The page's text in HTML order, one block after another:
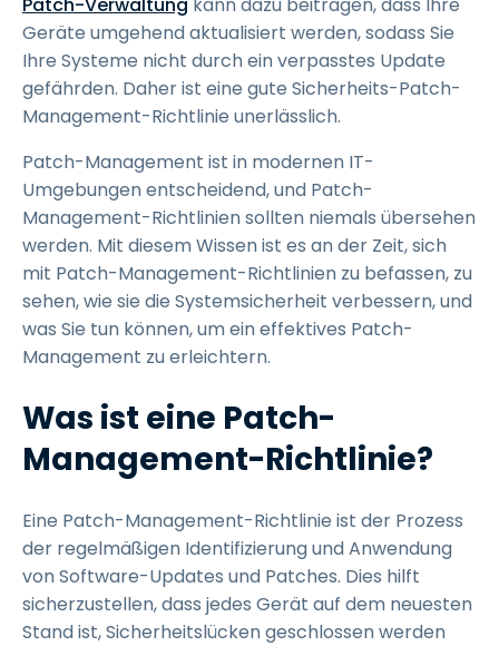
Geräte umgehend aktualisiert werden, sodass Sie
Ihre Systeme nicht durch ein verpasstes Update
gefährden. Daher ist eine gute Sicherheits-Patch-
Management-Richtlinie unerlässlich.
Patch-Management ist in modernen IT-
Umgebungen entscheidend, und Patch-
Management-Richtlinien sollten niemals übersehen
werden. Mit diesem Wissen ist es an der Zeit, sich
mit Patch-Management-Richtlinien zu befassen, zu
sehen, wie sie die Systemsicherheit verbessern, und
was Sie tun können, um ein effektives Patch-
Management zu erleichtern.
Was ist eine Patch-
Management-Richtlinie?
Eine Patch-Management-Richtlinie ist der Prozess
der regelmäßigen Identifizierung und Anwendung
von Software-Updates und Patches. Dies hilft
sicherzustellen, dass jedes Gerät auf dem neuesten
Stand ist, Sicherheitslücken geschlossen werden